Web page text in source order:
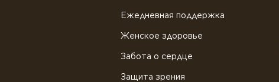
Ежедневная поддержка
Женское здоровье
Забота о сердце
Защита зрения